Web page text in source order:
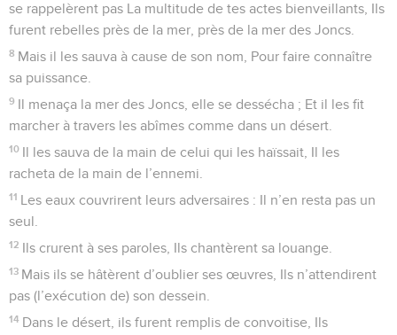
se rappelèrent pas La multitude de tes actes bienveillants, Ils
furent rebelles près de la mer, près de la mer des Joncs.
8 Mais il les sauva à cause de son nom, Pour faire connaître
sa puissance.
9 Il menaça la mer des Joncs, elle se dessécha ; Et il les fit
marcher à travers les abîmes comme dans un désert.
10 Il les sauva de la main de celui qui les haïssait, Il les
racheta de la main de l’ennemi.
11 Les eaux couvrirent leurs adversaires : Il n’en resta pas un
seul.
12 Ils crurent à ses paroles, Ils chantèrent sa louange.
13 Mais ils se hâtèrent d’oublier ses œuvres, Ils n’attendirent
pas (l’exécution de) son dessein.
14 Dans le désert, ils furent remplis de convoitise, Ils